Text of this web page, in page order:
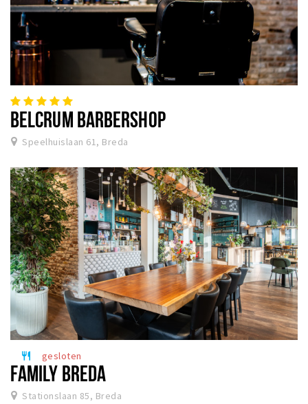
BELCRUM BARBERSHOP
Speelhuislaan 61, Breda
restaurant gesloten
FAMILY BREDA
Stationslaan 85, Breda